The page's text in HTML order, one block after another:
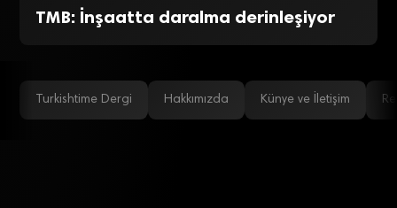
TMB: İnşaatta daralma derinleşiyor
Turkishtime Dergi Hakkımızda Künye ve İletişim